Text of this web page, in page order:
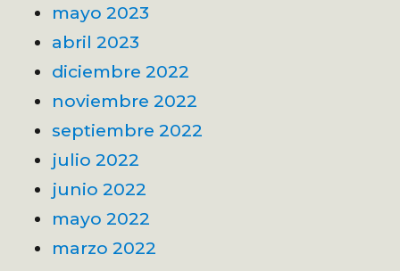
mayo 2023
abril 2023
diciembre 2022
noviembre 2022
septiembre 2022
julio 2022
junio 2022
mayo 2022
marzo 2022